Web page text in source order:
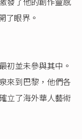
了眼界。
初並未參與其中。
來到巴黎，他們各
立了海外華人藝術